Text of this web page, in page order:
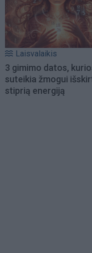
Laisvalaikis
3 gimimo datos,
suteikia žmogui
stiprią energiją